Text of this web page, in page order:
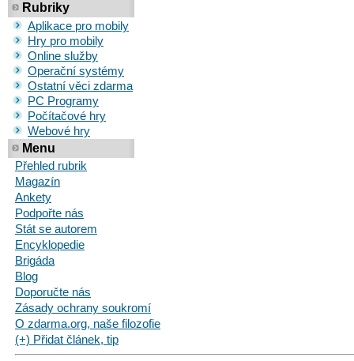
Rubriky
Aplikace pro mobily
Hry pro mobily
Online služby
Operační systémy
Ostatní věci zdarma
PC Programy
Počítačové hry
Webové hry
Menu
Přehled rubrik
Magazín
Ankety
Podpořte nás
Stát se autorem
Encyklopedie
Brigáda
Blog
Doporučte nás
Zásady ochrany soukromí
O zdarma.org, naše filozofie
(+) Přidat článek, tip